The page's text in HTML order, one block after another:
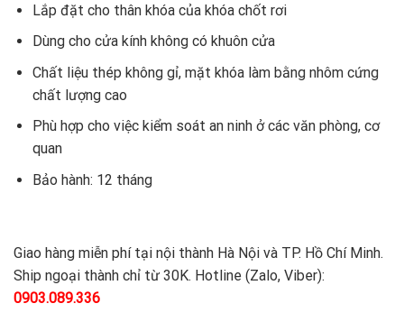
Lắp đặt cho thân khóa của khóa chốt rơi
Dùng cho cửa kính không có khuôn cửa
Chất liệu thép không gỉ, mặt khóa làm bằng nhôm cứng
chất lượng cao
Phù hợp cho việc kiểm soát an ninh ở các văn phòng, cơ
quan
Bảo hành: 12 tháng
Giao hàng miễn phí tại nội thành Hà Nội và TP. Hồ Chí Minh.
Ship ngoại thành chỉ từ 30K. Hotline (Zalo, Viber):
0903.089.336